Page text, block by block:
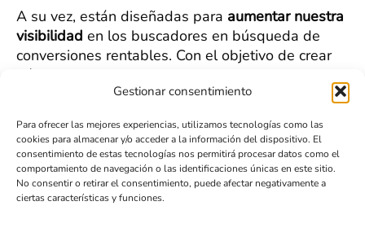
Gestionar consentimiento
Para ofrecer las mejores experiencias, utilizamos tecnologías como las
cookies para almacenar y/o acceder a la información del dispositivo. El
consentimiento de estas tecnologías nos permitirá procesar datos como el
comportamiento de navegación o las identificaciones únicas en este sitio.
No consentir o retirar el consentimiento, puede afectar negativamente a
ciertas características y funciones.
A su vez, están diseñadas para aumentar nuestra
visibilidad en los buscadores en búsqueda de
conversiones rentables. Con el objetivo de crear
páginas de aterrizaje atractivas, podemos aplicar
las estrategias deoptimización SEO
Elegimos laspalabras clavespara posicionarnos.
Escribimos las palabras claves en laURL.
Creamoscontenidos originales, no plagiados.
Subrayamos con negritas esaskeywords.
Orientamos la página a un